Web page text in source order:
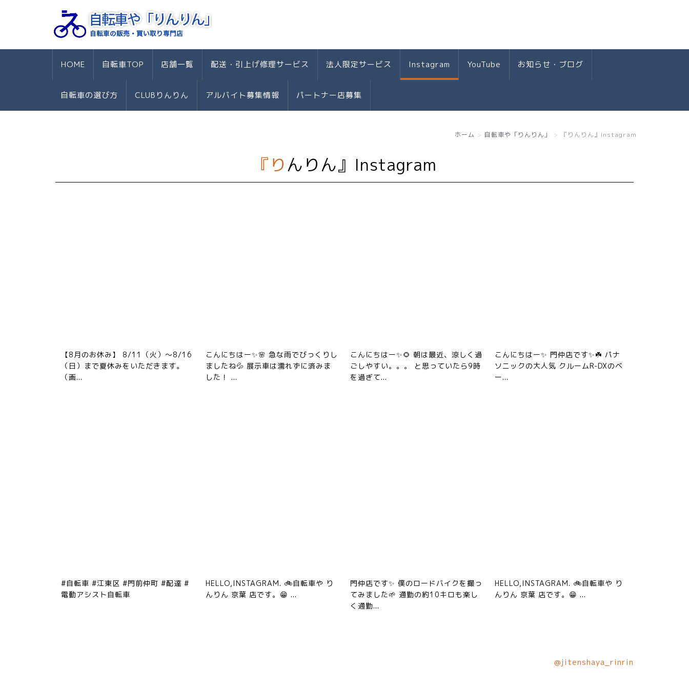
HOME 自転車TOP 店舗一覧 配送・引上げ修理サービス 法人限定サービス Instagram YouTube お知らせ・ブログ
自転車の選び方 CLUBりんりん アルバイト募集情報 パートナー店募集
ホーム 自転車や「りんりん」 『りんりん』Instagram
『りんりん』Instagram
【8月のお休み】 8/11（火）～8/16
（日）まで夏休みをいただきます。
（画...
こんにちはー✨🌸 急な雨でびっくりし
ましたね💦 展示車は濡れずに済みま
した！ ...
こんにちはー✨🌻 朝は最近、涼しく過
ごしやすい。。。 と思っていたら9時
を過ぎて...
こんにちはー✨ 門仲店です✨☘️ パナ
ソニックの大人気 クルームR-DXのベ
ー...
#自転車 #江東区 #門前仲町 #配達 #
電動アシスト自転車
HELLO,INSTAGRAM. 🚲自転車や り
んりん 京葉 店です。😁 ...
門仲店です✨ 僕のロードバイクを撮っ
てみました🌱 通勤の約10キロも楽し
く通勤...
HELLO,INSTAGRAM. 🚲自転車や り
んりん 京葉 店です。😁 ...
@jitenshaya_rinrin